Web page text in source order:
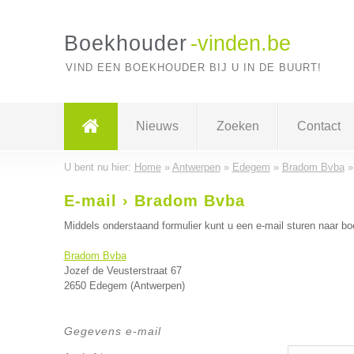
Boekhouder -vinden.be
VIND EEN BOEKHOUDER BIJ U IN DE BUURT!
Nieuws Zoeken Contact
U bent nu hier: Home» Antwerpen» Edegem » Bradom Bvba»
E-mail › Bradom Bvba
Middels onderstaand formulier kunt u een e-mail sturen naar
Bradom Bvba
Jozef de Veusterstraat 67
2650 Edegem (Antwerpen)
Gegevens e-mail